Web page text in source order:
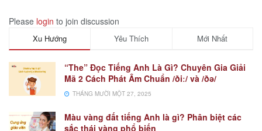
Please login to join discussion
Xu Hướng Yêu Thích Mới Nhất
“The” Đọc Tiếng Anh Là Gì? Chuyên Gia Giải
Mã 2 Cách Phát Âm Chuẩn /ðiː/ và /ðə/
THÁNG MƯỜI MỘT 27, 2025
Màu vàng đất tiếng Anh là gì? Phân biệt các
sắc thái vàng phổ biến